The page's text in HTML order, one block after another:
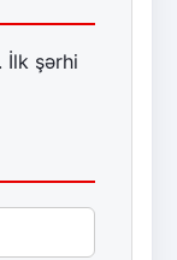
İlk şərhi